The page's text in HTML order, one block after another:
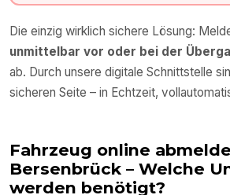
Die einzig wirklich sichere Lösung:
unmittelbar vor oder bei der
ab. Durch unsere digitale Schnittstelle
sicheren Seite – in Echtzeit,
Fahrzeug online
Bersenbrück – Welche
werden benötigt?